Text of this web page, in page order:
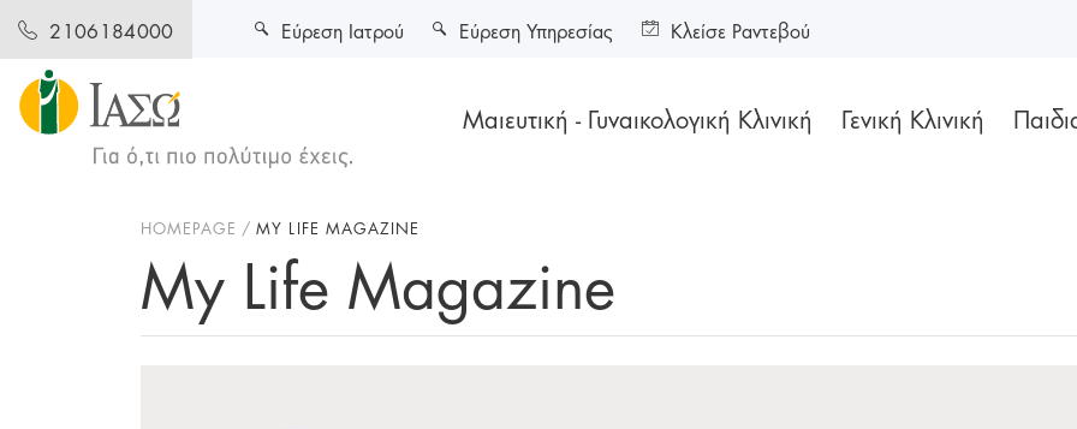
2106184000
Μαιευτική - Γυναικολογική Κλινική Γενική Κλινική
Εύρεση Ιατρού Εύρεση Υπηρεσίας Κλείσε Ραντεβού
HOMEPAGE MY LIFE MAGAZINE
My Life Magazine